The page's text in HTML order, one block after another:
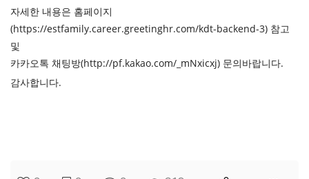
데
이
터
베
자세한 내용은 홈페이지
(https://estfamily.career.greetinghr.com/kdt-backend-3) 참고
및
카카오톡 채팅방(http://pf.kakao.com/_mNxicxj) 문의바랍니다.
감사합니다.